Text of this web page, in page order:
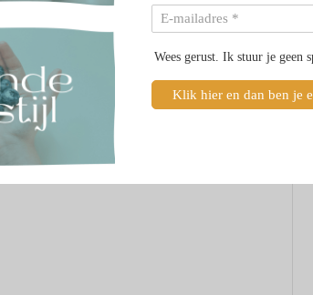
Wees gerust. Ik stuur je geen
Klik hier en dan ben je